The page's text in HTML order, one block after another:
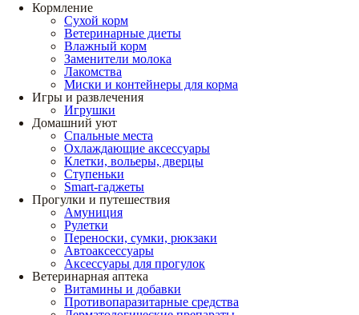
Кормление
Сухой корм
Ветеринарные диеты
Влажный корм
Заменители молока
Лакомства
Миски и контейнеры для корма
Игры и развлечения
Игрушки
Домашний уют
Спальные места
Охлаждающие аксессуары
Клетки, вольеры, дверцы
Ступеньки
Smart-гаджеты
Прогулки и путешествия
Амуниция
Рулетки
Переноски, сумки, рюкзаки
Автоаксессуары
Аксессуары для прогулок
Ветеринарная аптека
Витамины и добавки
Противопаразитарные средства